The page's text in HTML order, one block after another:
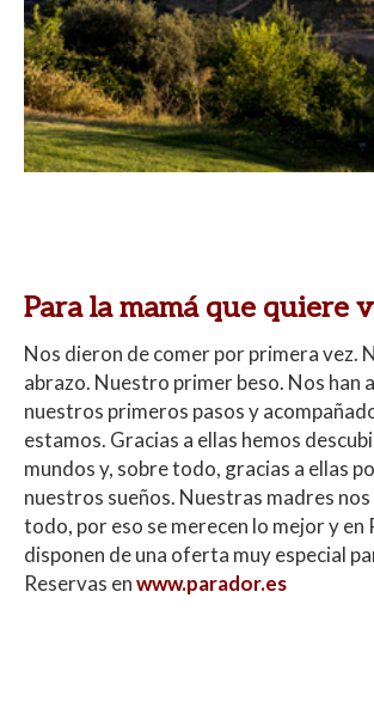
Para la mamá que quiere
Nos dieron de comer por primera vez.
abrazo. Nuestro primer beso. Nos han
nuestros primeros pasos y
estamos. Gracias a ellas hemos
mundos y, sobre todo, gracias a ellas
nuestros sueños. Nuestras madres nos
todo, por eso se merecen lo mejor y en
disponen de una oferta muy especial
Reservas enwww.parador.es